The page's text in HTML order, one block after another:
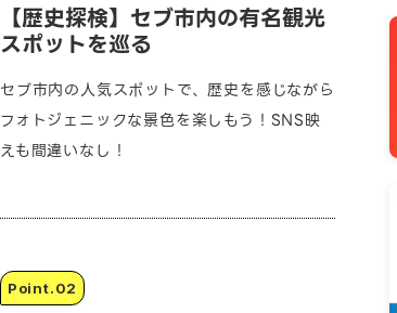
【歴史探検】セブ市内の有名観光
スポットを巡る
セブ市内の人気スポットで、歴史を感じながら
フォトジェニックな景色を楽しもう！SNS映
えも間違いなし！